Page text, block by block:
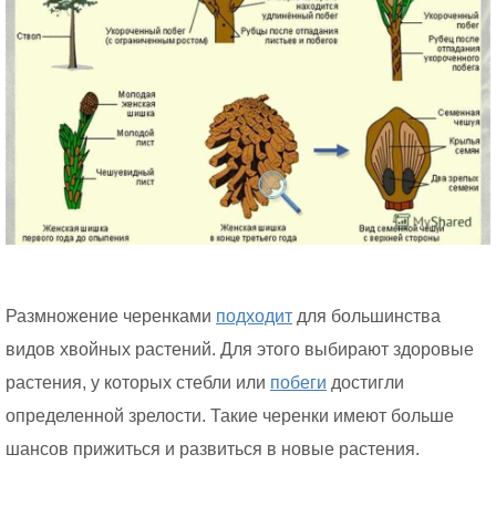
Размножение черенками подходит для большинства
видов хвойных растений. Для этого выбирают здоровые
растения, у которых стебли или побеги достигли
определенной зрелости. Такие черенки имеют больше
шансов прижиться и развиться в новые растения.